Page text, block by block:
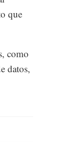
que
como
datos,